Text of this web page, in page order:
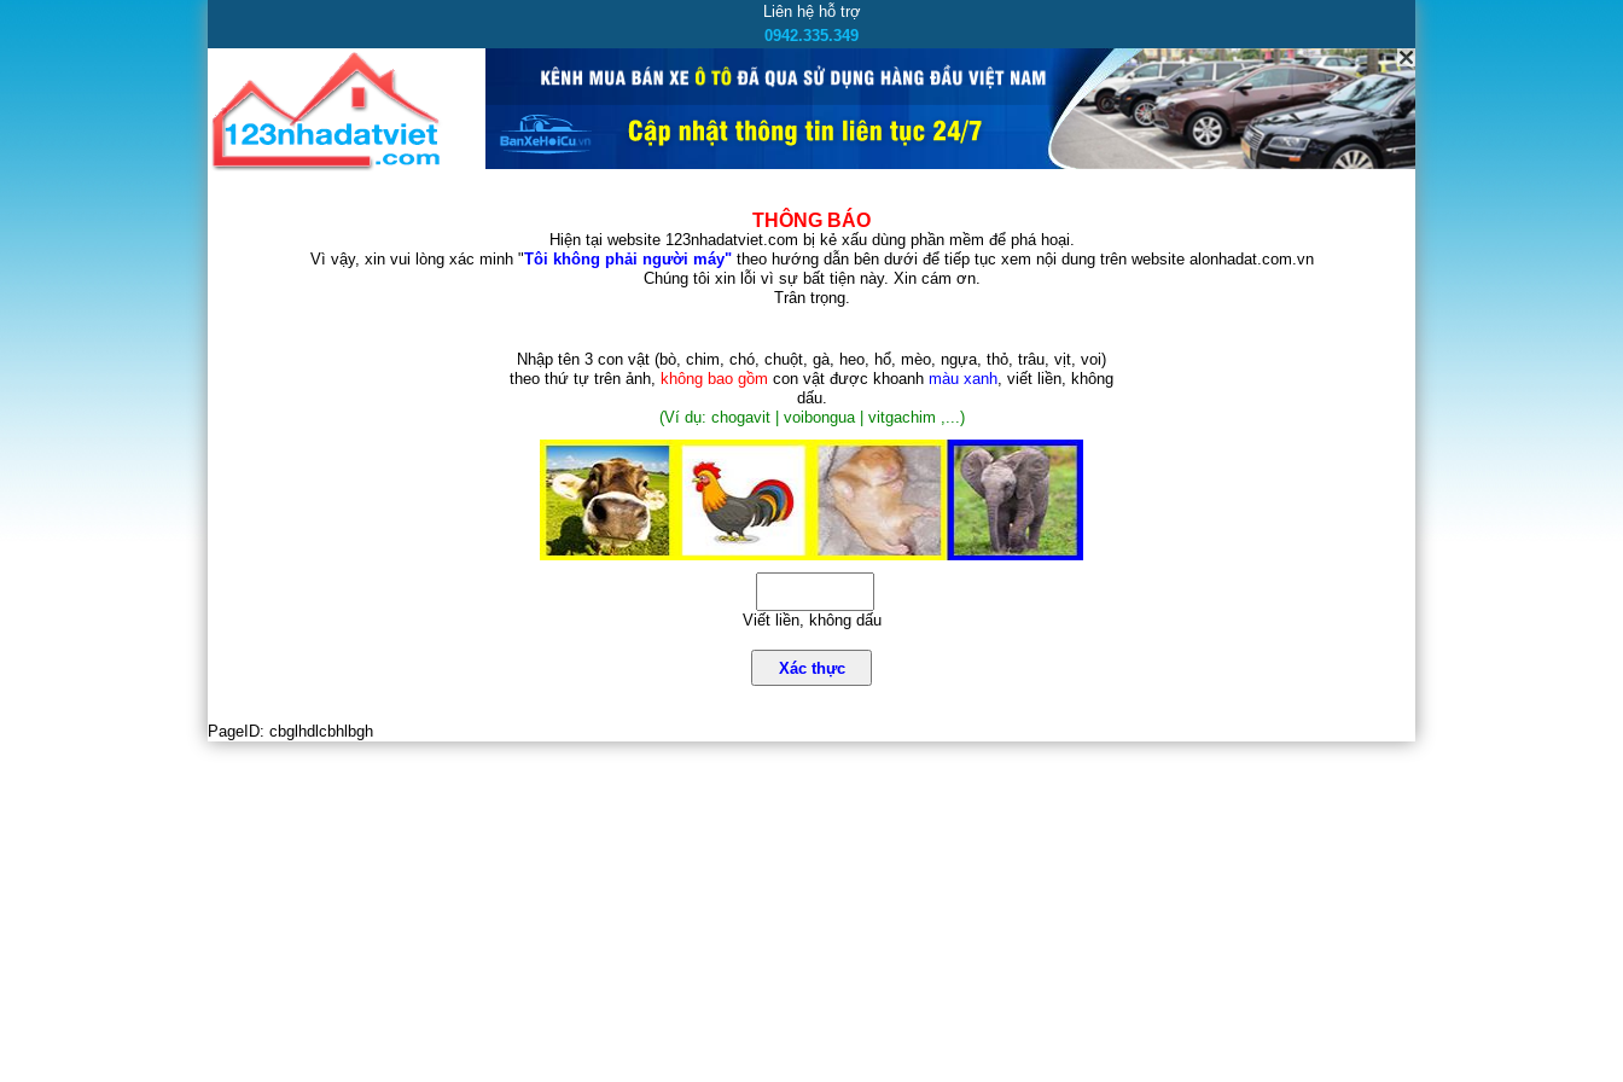
Liên hệ hỗ trợ
0942.335.349
THÔNG BÁO
Hiện tại website 123nhadatviet.com bị kẻ xấu dùng phần mềm để phá hoại.
Vì vậy, xin vui lòng xác minh "Tôi không phải người máy"theo hướng dẫn bên dưới để tiếp tục xem nội dung trên website alonhadat.com.vn
Chúng tôi xin lỗi vì sự bất tiện này. Xin cám ơn.
Trân trọng.
Nhập tên 3 con vật (bò, chim, chó, chuột, gà, heo, hổ, mèo, ngựa, thỏ, trâu, vịt, voi)
theo thứ tự trên ảnh, không bao gồm con vật được khoanh màu xanh, viết liền, không
dấu.
(Ví dụ: chogavit | voibongua | vitgachim ,...)
Viết liền, không dấu
Xác thực
PageID: cbglhdlcbhlbgh